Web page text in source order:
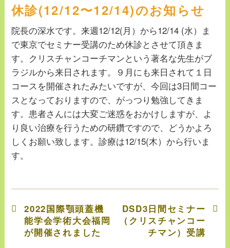
休診(12/12〜12/14)のお知らせ
院長の深水です。来週12/12(月）から12/14 (水）ま
で東京でセミナー受講のため休診とさせて頂きま
す。クリスチャンコーチマンという著名な先生がブ
ラジルから来日されます。９月にも来日されて１日
コースを開催されたみたいですが、今回は3日間コー
スとなっておりますので、がっつり勉強してきま
す。患者さんには大変ご迷惑をおかけしますが、よ
り良い治療を行うための研鑽ですので、どうかよろ
しくお願い致します。診療は12/15(木）から行いま
す。
2022国際顎頭蓋機
能学会学術大会福岡
が開催されました
DSD3日間セミナー
（クリスチャンコー
チマン）受講